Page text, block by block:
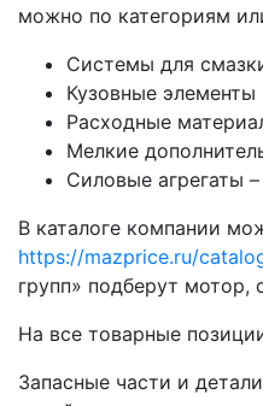
можно по категориям
Системы для
Кузовные
Расходные
Мелкие
Силовые агрегаты
В каталоге компании
https://mazprice.ru/
групп» подберут
На все товарные
Запасные части и